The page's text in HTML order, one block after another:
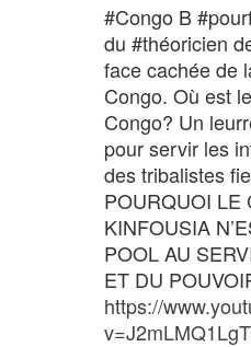
#Congo B
du #théoricien
face cachée de
Congo. Où est
Congo? Un
pour servir les
des tribalistes
POURQUOI LE
KINFOUSIA
POOL AU
ET DU
https://